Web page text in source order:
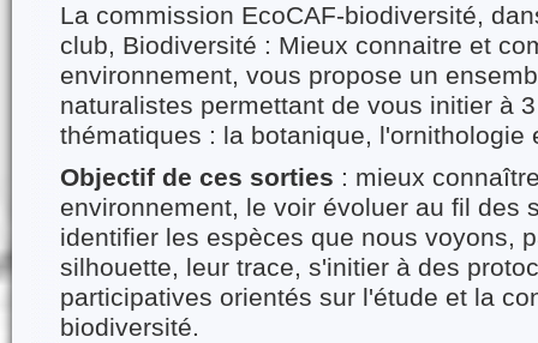
La commission EcoCAF-biodiversité,
club, Biodiversité : Mieux connaitre et
environnement, vous propose un
naturalistes permettant de vous initier à
thématiques : la botanique, l'ornithologie
Objectif de ces sorties : mieux
environnement, le voir évoluer au fil des
identifier les espèces que nous voyons,
silhouette, leur trace, s'initier à des
participatives orientés sur l'étude et la
biodiversité.